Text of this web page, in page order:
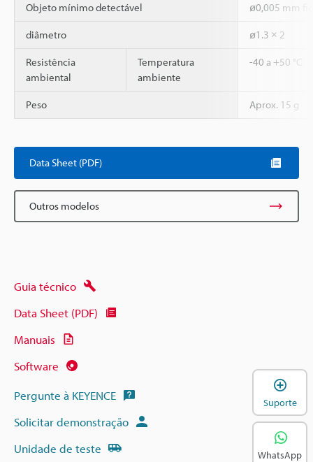
Objeto mínimo detectável ø0,005 mm
diâmetro ø1.3 × 2
Resistência
ambiental
Temperatura
ambiente
-40 a +50 °C
Peso Aprox. 15 g
Data Sheet (PDF)
Outros modelos
Guia técnico
Data Sheet (PDF)
Manuais
Software
Pergunte à KEYENCE
Solicitar demonstração
Unidade de teste
Suporte
WhatsApp